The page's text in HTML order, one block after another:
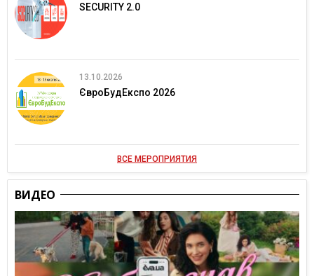
SECURITY 2.0
13.10.2026
ЄвроБудЕкспо 2026
ВСЕ МЕРОПРИЯТИЯ
ВИДЕО